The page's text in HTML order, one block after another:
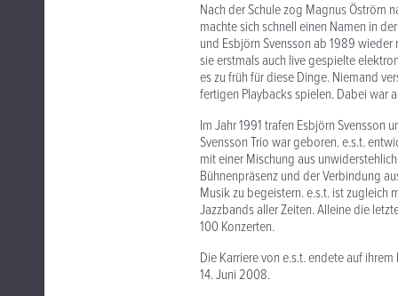
Nach der Schule zog Magnus Öström
machte sich schnell einen Namen in
und Esbjörn Svensson ab 1989
sie erstmals auch live gespielte
es zu früh für diese Dinge. Niemand
fertigen Playbacks spielen. Dabei war
Im Jahr 1991 trafen Esbjörn Svensson
Svensson Trio war geboren. e.s.t.
mit einer Mischung aus
Bühnenpräsenz und der Verbindung
Musik zu begeistern. e.s.t. ist
Jazzbands aller Zeiten. Alleine die
100 Konzerten.
Die Karriere von e.s.t. endete auf
14. Juni 2008.